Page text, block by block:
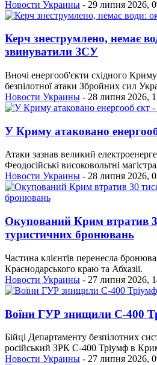
Новости Украины - 29 липня 2026,
Керч знеструмлено, немає
звинуватили ЗСУ
Вночі енергооб'єкти східного
безпілотної атаки Збройних сил
Новости Украины - 28 липня 2026,
У Криму атаковано
Атаки зазнав великий
Феодосійські високовольтні
Новости Украины - 28 липня 2026,
Окупований Крим втратив
туристичних бронювань
Частина клієнтів перенесла
Краснодарського краю та Абхазії.
Новости Украины - 27 липня 2026,
Воїни ГУР знищили С-400
Бійці Департаменту безпілотних
російський ЗРК С-400 Тріумф в
Новости Украины - 27 липня 2026,